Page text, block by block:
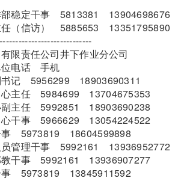
稳定干事 5813381 13904698676
（信访） 5885653 13351795890
限责任公司井下作业分公司
电话 手机
记 5956299 18903690311
主任 5984699 13704675353
主任 5992851 18903690238
干事 5966629 13054224522
5973819 18604599898
管理干事 5992161 13936952772
干事 5992161 13936907277
5973819 13845911592